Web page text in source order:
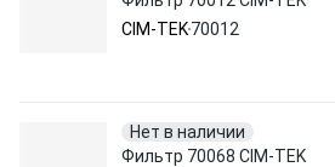
CIM-TEK70012
Нет в наличии
Фильтр 70068 CIM-TEK